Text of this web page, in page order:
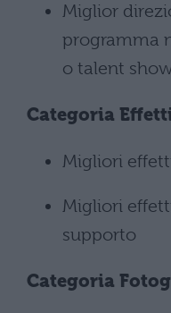
Miglior
programma
o talent
Categoria
Migliori
Migliori
supporto
Categoria